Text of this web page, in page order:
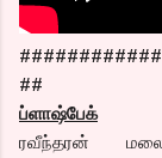
##
ப்ளாஷ்பேக்
ரவீந்தரன்